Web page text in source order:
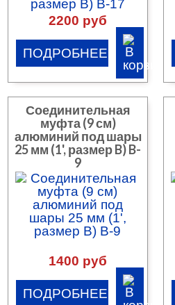
2200 руб
ПОДРОБНЕЕ
Соединительная
муфта (9 см)
алюминий под шары
25 мм (1', размер B) B-
9
1400 руб
ПОДРОБНЕЕ